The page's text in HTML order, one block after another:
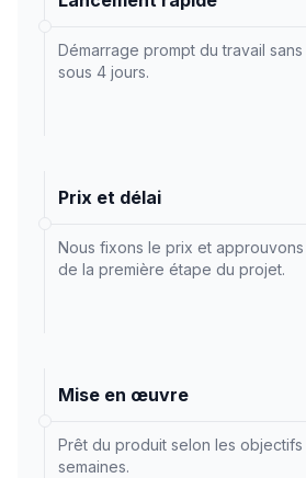
Démarrage prompt du travail
sous 4 jours.
Prix et délai
Nous fixons le prix et
de la première étape du projet.
Mise en œuvre
Prêt du produit selon les
semaines.